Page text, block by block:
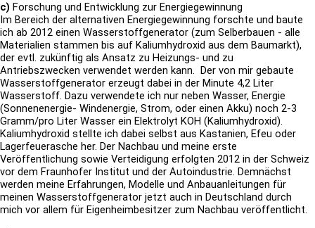
c) Forschung und Entwicklung zur Energiegewinnung
Im Bereich der alternativen Energiegewinnung forschte und baute
ich ab 2012 einen Wasserstoffgenerator (zum Selberbauen - alle
Materialien stammen bis auf Kaliumhydroxid aus dem Baumarkt),
der evtl. zukünftig als Ansatz zu Heizungs- und zu
Antriebszwecken verwendet werden kann. Der von mir gebaute
Wasserstoffgenerator erzeugt dabei in der Minute 4,2 Liter
Wasserstoff. Dazu verwendete ich nur neben Wasser, Energie
(Sonnenenergie- Windenergie, Strom, oder einen Akku) noch 2-3
Gramm/pro Liter Wasser ein Elektrolyt KOH (Kaliumhydroxid).
Kaliumhydroxid stellte ich dabei selbst aus Kastanien, Efeu oder
Lagerfeuerasche her. Der Nachbau und meine erste
Veröffentlichung sowie Verteidigung erfolgten 2012 in der Schweiz
vor dem Fraunhofer Institut und der Autoindustrie. Demnächst
werden meine Erfahrungen, Modelle und Anbauanleitungen für
meinen Wasserstoffgenerator jetzt auch in Deutschland durch
mich vor allem für Eigenheimbesitzer zum Nachbau veröffentlicht.